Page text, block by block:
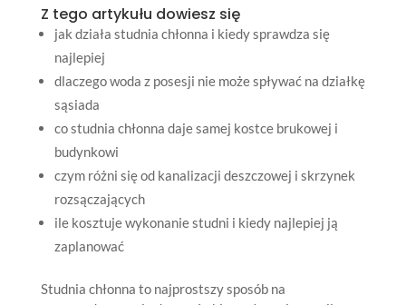
Z tego artykułu dowiesz się
jak działa studnia chłonna i kiedy sprawdza się
najlepiej
dlaczego woda z posesji nie może spływać na działkę
sąsiada
co studnia chłonna daje samej kostce brukowej i
budynkowi
czym różni się od kanalizacji deszczowej i skrzynek
rozsączających
ile kosztuje wykonanie studni i kiedy najlepiej ją
zaplanować
Studnia chłonna to najprostszy sposób na